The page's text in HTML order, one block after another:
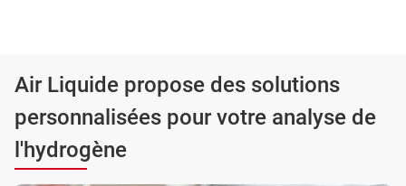
Air Liquide propose des solutions
personnalisées pour votre analyse de
l'hydrogène